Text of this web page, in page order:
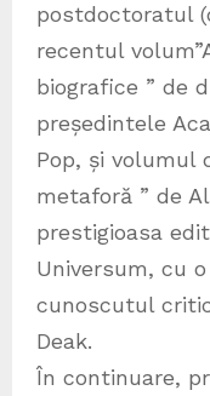
postdoctoratul
recentul
biografice ” de
președintele
Pop, și volumul
metaforă ” de
prestigioasa
Universum, cu
cunoscutul
Deak.
În continuare,